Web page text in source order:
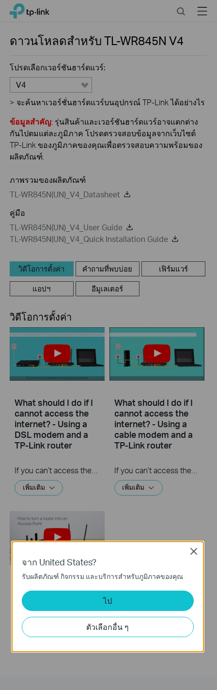
Click
navigation
TP-Link, Reliably Smart SearchMenu
ดาวนโหลดสำหรับTL-WR845N V4
โปรดเลือกเวอร์ชันฮาร์ดแวร์:
V4
> จะค้นหาเวอร์ชั่นฮาร์ดแวร์บนอุปกรณ์ TP-Link ได้อย่างไร
ข้อมูลสำคัญ: รุ่นสินค้าและเวอร์ชันฮาร์ดแวร์อาจแตกต่าง
กันไปตมแต่ละภูมิภาค โปรดตรวจสอบข้อมูลจากเว็บไซต์
TP-Link ของภูมิภาคของคุณเพื่อตรวจสอบความพร้อมของ
ผลิตภัณฑ์.
ภาพรวมของผลิตภัณฑ์
TL-WR845N(UN)_V4_Datasheet
คู่มือ
TL-WR845N(UN)_V4_User Guide
TL-WR845N(UN)_V4_Quick Installation Guide
วิดีโอการตั้งค่า คำถามที่พบบ่อย เฟิร์มแวร์
แอปฯ อีมูเลเตอร์
วิดีโอการตั้งค่า
What should I do if I
cannot access the
internet? - Using a
DSL modem and a
TP-Link router
เพิ่มเติม
What should I do if I
cannot access the
internet? - Using a
cable modem and a
TP-Link router
เพิ่มเติม
into an Access
Point?
จาก United States?
รับผลิตภัณฑ์ กิจกรรม และบริการสำหรับภูมิภาคของคุณ
ไป
ตัวเลือกอื่น ๆ
Close